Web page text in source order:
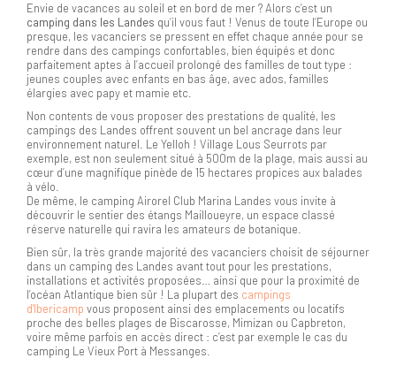
Envie de vacances au soleil et en bord de mer ? Alors c’est un
camping dans les Landes qu’il vous faut ! Venus de toute l’Europe ou
presque, les vacanciers se pressent en effet chaque année pour se
rendre dans des campings confortables, bien équipés et donc
parfaitement aptes à l’accueil prolongé des familles de tout type :
jeunes couples avec enfants en bas âge, avec ados, familles
élargies avec papy et mamie etc.
Non contents de vous proposer des prestations de qualité, les
campings des Landes offrent souvent un bel ancrage dans leur
environnement naturel. Le Yelloh ! Village Lous Seurrots par
exemple, est non seulement situé à 500m de la plage, mais aussi au
cœur d’une magnifique pinède de 15 hectares propices aux balades
à vélo.
De même, le camping Airorel Club Marina Landes vous invite à
découvrir le sentier des étangs Mailloueyre, un espace classé
réserve naturelle qui ravira les amateurs de botanique.
Bien sûr, la très grande majorité des vacanciers choisit de séjourner
dans un camping des Landes avant tout pour les prestations,
installations et activités proposées… ainsi que pour la proximité de
l’océan Atlantique bien sûr ! La plupart des campings
d'Ibericamp vous proposent ainsi des emplacements ou locatifs
proche des belles plages de Biscarosse, Mimizan ou Capbreton,
voire même parfois en accès direct : c’est par exemple le cas du
camping Le Vieux Port à Messanges.